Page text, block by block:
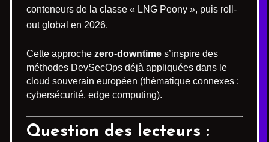
conteneurs de la classe « LNG Peony », puis roll-
out global en 2026.
Cette approche zero-downtime s’inspire des
méthodes DevSecOps déjà appliquées dans le
cloud souverain européen (thématique connexes :
cybersécurité, edge computing).
Question des lecteurs :